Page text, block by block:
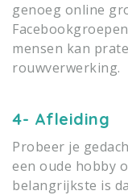
genoeg online
mensen kan
rouwverwerking.
4- Afleiding
Probeer je
een oude hobby
belangrijkste is